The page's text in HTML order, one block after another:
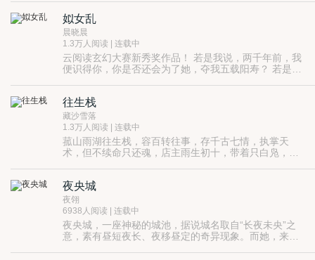
她顽劣不堪、刁钻古怪，实难调教，屡屡令他方寸大
乱。
那些爱与恨，一经离去，就再不肯归。
姒女乱
晨晓晨
1.3万人阅读 | 连载中
云阅读玄幻大赛新秀奖作品！ 若是我说，两千年前，我
便识得你，你是否还会为了她，夺我五载阳寿？ 若是我
挥剑如雨，斩断砭石，碎我鲛鳞，堕我红尘…… 镐京再
见，不过一靥轻笑。 你手掌虎符，点石成兵，狼烟烽
火，累我青史遗恨…… 爱你千年，累我百世…… “褒藏
祸心，万劫不复，世世生女，代代为祸。” 千年血咒祭
我千年痴狂。 一剑一生缘，一生一世泪，一世一劫灭，
尽管生生情踪灭，我只盼，哪怕是一世，哪怕是一笑，
哪怕是一眼，你我不再擦肩在宿命殊途里，错过在滚滚
轮回中。
往生栈
藏沙雪落
1.3万人阅读 | 连载中
菰山雨湖往生栈，容百转往事，存千古七情，执掌天
术，但不续命只还魂，店主雨生初十，带着只白凫，接
夜央城
夜翎
6938人阅读 | 连载中
夜央城，一座神秘的城池，据说城名取自“长夜未央”之
意，素有昼短夜长、夜移昼定的奇异现象。而她，来自